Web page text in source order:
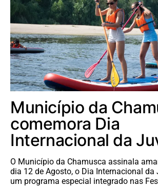
Município da
comemora Dia
Internacional da
O Município da Chamusca assinala
dia 12 de Agosto, o Dia Internacional da
um programa especial integrado nas